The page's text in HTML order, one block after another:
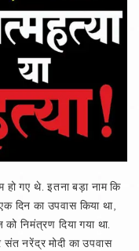
गए थे. इतना बड़ा नाम कि
दिन का उपवास किया था,
निमंत्रण दिया गया था.
नरेंद्र मोदी का उपवास